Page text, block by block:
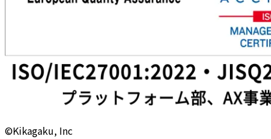
©Kikagaku, Inc